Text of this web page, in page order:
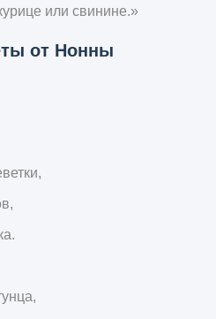
или свинине.»
от Нонны